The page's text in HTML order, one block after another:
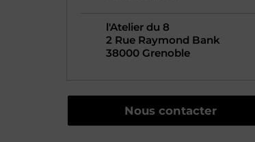
l'Atelier du 8
2 Rue Raymond Bank
38000 Grenoble
Nous contacter